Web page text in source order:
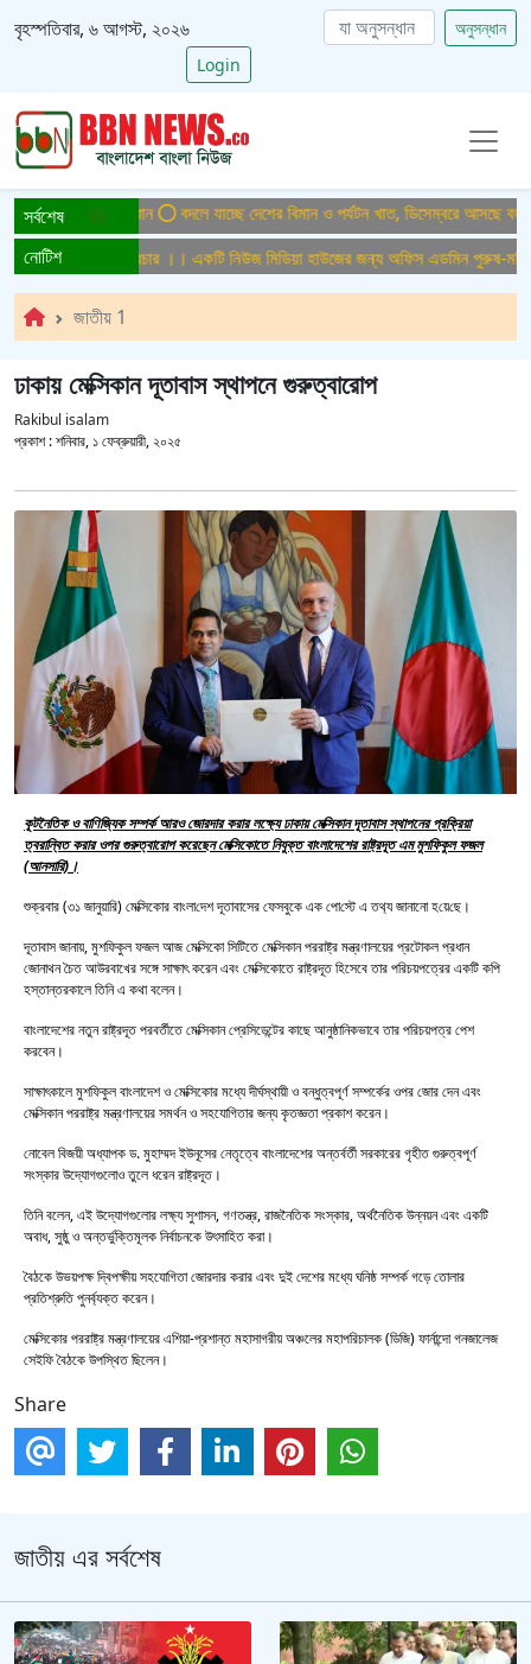
বৃহস্পতিবার, ৬ আগস্ট, ২০২৬
অনুসন্ধান
Login
সর্বশেষ
প্রচেষ্টার আহ্বান বদলে যাচ্ছে দেশের বিমান ও পর্যটন খাত, ডিসেম্বরে আসছে বড় চমক
নোটিশ সম্প্রচার ।। একটি নিউজ মিডিয়া হাউজের জন্য অফিস এডমিন পুরুষ-মহিলা
জাতীয় 1
ঢাকায় মেক্সিকান দূতাবাস স্থাপনে গুরুত্বারোপ
Rakibul isalam
প্রকাশ :শনিবার, ১ ফেব্রুয়ারী, ২০২৫
কূটনৈতিক ও বাণিজ্যিক সম্পর্ক আরও জোরদার করার লক্ষ্যে ঢাকায় মেক্সিকান দূতাবাস স্থাপনের প্রক্রিয়া
ত্বরান্বিত করার ওপর গুরুত্বারোপ করেছেন মেক্সিকোতে নিযুক্ত বাংলাদেশের রাষ্ট্রদূত এম মুশফিকুল ফজল
(আনসারি)।
শুক্রবার (৩১ জানুয়া‌রি) মেক্সিকোর বাংলা‌দেশ দূতাবাসের ফেসবুকে এক পো‌স্টে এ তথ‌্য জানানো হ‌য়ে‌ছে।
দূতাবাস জানায়, মুশফিকুল ফজল আজ মেক্সিকো সিটিতে মেক্সিকান পররাষ্ট্র মন্ত্রণালয়ের প্রটোকল প্রধান
জোনাথন চৈত আউরবাখের সঙ্গে সাক্ষাৎ করেন এবং মেক্সিকোতে রাষ্ট্রদূত হিসেবে তার পরিচয়পত্রের একটি কপি
হস্তান্তরকালে তিনি এ কথা বলেন।
বাংলাদেশের নতুন রাষ্ট্রদূত পরবর্তীতে মেক্সিকান প্রেসিডেন্টের কাছে আনুষ্ঠানিকভাবে তার পরিচয়পত্র পেশ
করবেন।
সাক্ষাৎকালে মুশফিকুল বাংলাদেশ ও মেক্সিকোর মধ্যে দীর্ঘস্থায়ী ও বন্ধুত্বপূর্ণ সম্পর্কের ওপর জোর দেন এবং
মেক্সিকান পররাষ্ট্র মন্ত্রণালয়ের সমর্থন ও সহযোগিতার জন্য কৃতজ্ঞতা প্রকাশ করেন।
নোবেল বিজয়ী অধ্যাপক ড. মুহাম্মদ ইউনূসের নেতৃত্বে বাংলাদেশের অন্তর্বর্তী সরকারের গৃহীত গুরুত্বপূর্ণ
সংস্কার উদ্যোগগুলোও তুলে ধরেন রাষ্ট্রদূত।
তিনি বলেন, এই উদ্যোগগুলোর লক্ষ্য সুশাসন, গণতন্ত্র, রাজনৈতিক সংস্কার, অর্থনৈতিক উন্নয়ন এবং একটি
অবাধ, সুষ্ঠু ও অন্তর্ভুক্তিমূলক নির্বাচনকে উৎসাহিত করা।
বৈঠকে উভয়পক্ষ দ্বিপক্ষীয় সহযোগিতা জোরদার করার এবং দুই দেশের মধ্যে ঘনিষ্ঠ সম্পর্ক গড়ে তোলার
প্রতিশ্রুতি পুনর্ব্যক্ত করেন।
মেক্সিকোর পররাষ্ট্র মন্ত্রণালয়ের এশিয়া-প্রশান্ত মহাসাগরীয় অঞ্চলের মহাপরিচালক (ডিজি) ফার্নান্দো গনজালেজ
সেইফি বৈঠকে উপস্থিত ছিলেন।
Share
জাতীয় এর সর্বশেষ